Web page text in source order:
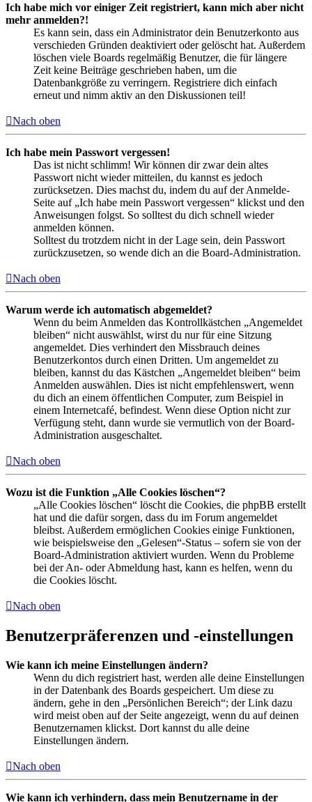
Ich habe mich vor einiger Zeit registriert, kann mich aber nicht
mehr anmelden?!
Es kann sein, dass ein Administrator dein Benutzerkonto aus
verschieden Gründen deaktiviert oder gelöscht hat. Außerdem
löschen viele Boards regelmäßig Benutzer, die für längere
Zeit keine Beiträge geschrieben haben, um die
Datenbankgröße zu verringern. Registriere dich einfach
erneut und nimm aktiv an den Diskussionen teil!
Nach oben
Ich habe mein Passwort vergessen!
Das ist nicht schlimm! Wir können dir zwar dein altes
Passwort nicht wieder mitteilen, du kannst es jedoch
zurücksetzen. Dies machst du, indem du auf der Anmelde-
Seite auf „Ich habe mein Passwort vergessen“ klickst und den
Anweisungen folgst. So solltest du dich schnell wieder
anmelden können.
Solltest du trotzdem nicht in der Lage sein, dein Passwort
zurückzusetzen, so wende dich an die Board-Administration.
Nach oben
Warum werde ich automatisch abgemeldet?
Wenn du beim Anmelden das Kontrollkästchen „Angemeldet
bleiben“ nicht auswählst, wirst du nur für eine Sitzung
angemeldet. Dies verhindert den Missbrauch deines
Benutzerkontos durch einen Dritten. Um angemeldet zu
bleiben, kannst du das Kästchen „Angemeldet bleiben“ beim
Anmelden auswählen. Dies ist nicht empfehlenswert, wenn
du dich an einem öffentlichen Computer, zum Beispiel in
einem Internetcafé, befindest. Wenn diese Option nicht zur
Verfügung steht, dann wurde sie vermutlich von der Board-
Administration ausgeschaltet.
Nach oben
Wozu ist die Funktion „Alle Cookies löschen“?
„Alle Cookies löschen“ löscht die Cookies, die phpBB erstellt
hat und die dafür sorgen, dass du im Forum angemeldet
bleibst. Außerdem ermöglichen Cookies einige Funktionen,
wie beispielsweise den „Gelesen“-Status – sofern sie von der
Board-Administration aktiviert wurden. Wenn du Probleme
bei der An- oder Abmeldung hast, kann es helfen, wenn du
die Cookies löscht.
Nach oben
Benutzerpräferenzen und -einstellungen
Wie kann ich meine Einstellungen ändern?
Wenn du dich registriert hast, werden alle deine Einstellungen
in der Datenbank des Boards gespeichert. Um diese zu
ändern, gehe in den „Persönlichen Bereich“; der Link dazu
wird meist oben auf der Seite angezeigt, wenn du auf deinen
Benutzernamen klickst. Dort kannst du alle deine
Einstellungen ändern.
Nach oben
Wie kann ich verhindern, dass mein Benutzername in der